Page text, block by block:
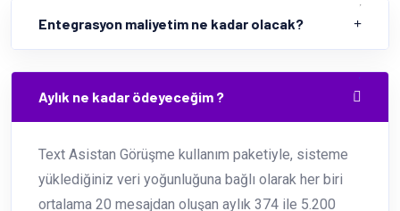
Entegrasyon maliyetim ne kadar olacak?
Aylık ne kadar ödeyeceğim ?
Text Asistan Görüşme kullanım paketiyle, sisteme
yüklediğiniz veri yoğunluğuna bağlı olarak her biri
ortalama 20 mesajdan oluşan aylık 374 ile 5.200